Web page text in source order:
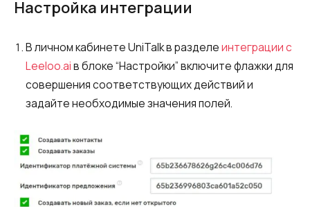
Автоматический телефонный опрос
Автоинформатор
Интерактивное голосовое меню — IVR
Дополнительные услуги
СПАМ-мониторинг телефонных
номеров
Настройка интеграции
В личном кабинете UniTalk в разделеинтеграции с
Leeloo.aiв блоке “Настройки” включите флажки для
совершения соответствующих действий и
задайте необходимые значения полей.